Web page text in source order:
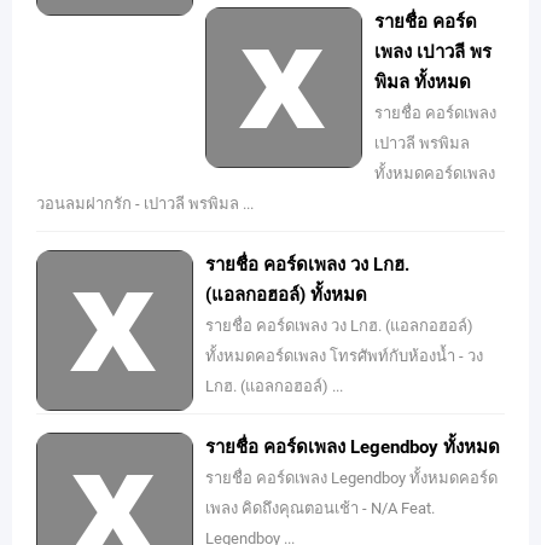
รายชื่อ คอร์ด
เพลง เปาวลี พร
พิมล ทั้งหมด
รายชื่อ คอร์ดเพลง
เปาวลี พรพิมล
ทั้งหมดคอร์ดเพลง
วอนลมฝากรัก - เปาวลี พรพิมล ...
รายชื่อ คอร์ดเพลง วง Lกฮ.
(แอลกอฮอล์) ทั้งหมด
รายชื่อ คอร์ดเพลง วง Lกฮ. (แอลกอฮอล์)
ทั้งหมดคอร์ดเพลง โทรศัพท์กับห้องน้ำ - วง
Lกฮ. (แอลกอฮอล์) ...
รายชื่อ คอร์ดเพลง Legendboy ทั้งหมด
รายชื่อ คอร์ดเพลง Legendboy ทั้งหมดคอร์ด
เพลง คิดถึงคุณตอนเช้า - N/A Feat.
Legendboy ...